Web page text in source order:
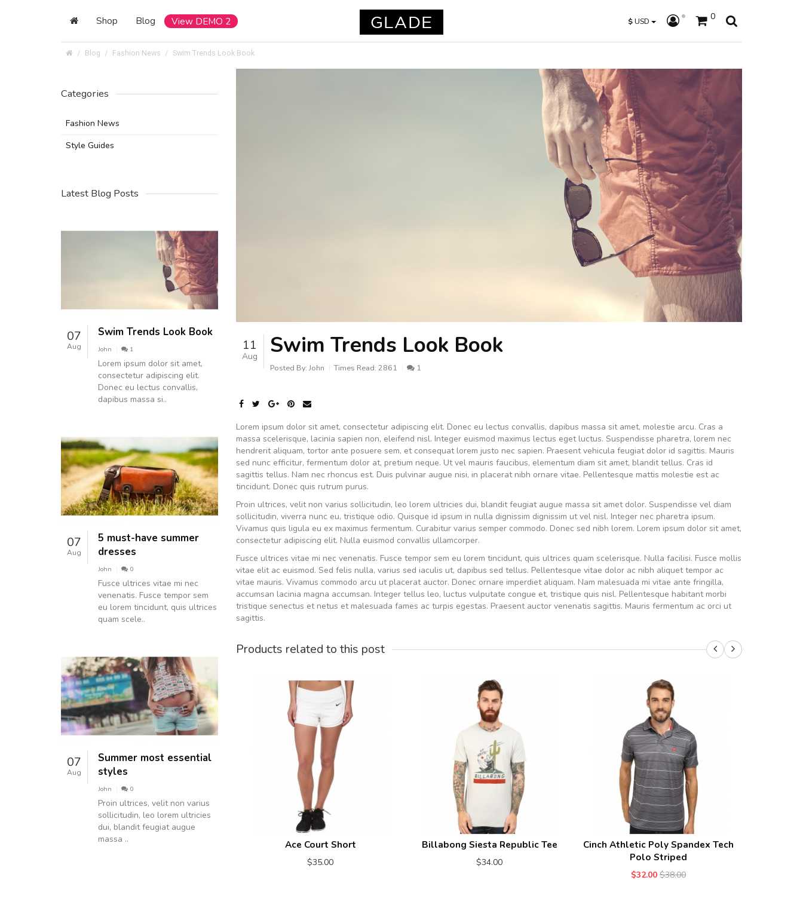
Shop Blog View DEMO 2 $USD 0
Blog Fashion News Swim Trends Look Book
Categories
Fashion News
Style Guides
Latest Blog Posts
07
Aug
Swim Trends Look Book
John 1
Lorem ipsum dolor sit amet,
consectetur adipiscing elit.
Donec eu lectus convallis,
dapibus massa si..
07
Aug
5 must-have summer
dresses
John 0
Fusce ultrices vitae mi nec
venenatis. Fusce tempor sem
eu lorem tincidunt, quis ultrices
quam scele..
07
Aug
Summer most essential
styles
John 0
Proin ultrices, velit non varius
sollicitudin, leo lorem ultricies
dui, blandit feugiat augue
massa ..
11
Aug Swim Trends Look Book
Posted By: John Times Read: 2861 1
Lorem ipsum dolor sit amet, consectetur adipiscing elit. Donec eu lectus convallis, dapibus massa sit amet, molestie arcu. Cras a
massa scelerisque, lacinia sapien non, eleifend nisl. Integer euismod maximus lectus eget luctus. Suspendisse pharetra, lorem nec
hendrerit aliquam, tortor ante posuere sem, et consequat lorem justo nec sapien. Praesent vehicula feugiat dolor id sagittis. Mauris
sed nunc efficitur, fermentum dolor at, pretium neque. Ut vel mauris faucibus, elementum diam sit amet, blandit tellus. Cras id
sagittis tellus. Nam nec rhoncus est. Duis pulvinar augue nisi, in placerat nibh ornare vitae. Pellentesque mattis molestie est ac
tincidunt. Donec quis rutrum purus.
Proin ultrices, velit non varius sollicitudin, leo lorem ultricies dui, blandit feugiat augue massa sit amet dolor. Suspendisse vel diam
sollicitudin, viverra nunc eu, tristique odio. Quisque id ipsum in nulla dignissim dignissim ut vel nisl. Integer nec pharetra ipsum.
Vivamus quis ligula eu ex maximus fermentum. Curabitur varius semper commodo. Donec sed nibh lorem. Lorem ipsum dolor sit amet,
consectetur adipiscing elit. Nulla euismod convallis ullamcorper.
Fusce ultrices vitae mi nec venenatis. Fusce tempor sem eu lorem tincidunt, quis ultrices quam scelerisque. Nulla facilisi. Fusce mollis
vitae elit ac euismod. Sed felis nulla, varius sed iaculis ut, dapibus sed tellus. Pellentesque vitae dolor ac nibh aliquet tempor ac
vitae mauris. Vivamus commodo arcu ut placerat auctor. Donec ornare imperdiet aliquam. Nam malesuada mi vitae ante fringilla,
accumsan lacinia magna accumsan. Integer tellus leo, luctus vulputate congue et, tristique quis nisl. Pellentesque habitant morbi
tristique senectus et netus et malesuada fames ac turpis egestas. Praesent auctor venenatis sagittis. Mauris fermentum ac orci ut
sagittis.
Products related to this post
Ace Court Short
$35.00
Billabong Siesta Republic Tee
$34.00
Cinch Athletic Poly Spandex Tech
Polo Striped
$32.00 $38.00